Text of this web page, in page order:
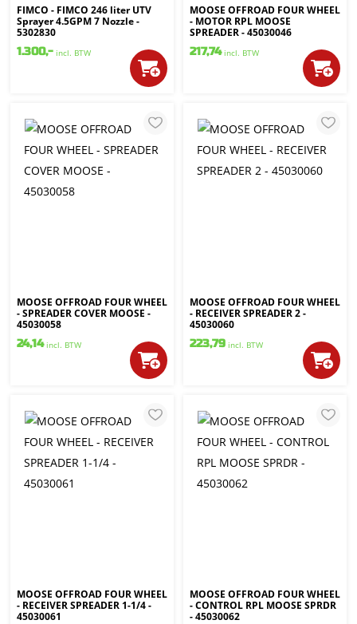
FIMCO - FIMCO 246 liter UTV
Sprayer 4.5GPM 7 Nozzle -
5302830
1.300,- incl. BTW
MOOSE OFFROAD FOUR WHEEL
- MOTOR RPL MOOSE
SPREADER - 45030046
217,74 incl. BTW
MOOSE OFFROAD FOUR WHEEL
- SPREADER COVER MOOSE -
45030058
24,14 incl. BTW
MOOSE OFFROAD FOUR WHEEL
- RECEIVER SPREADER 2 -
45030060
223,79 incl. BTW
MOOSE OFFROAD FOUR WHEEL
- RECEIVER SPREADER 1-1/4 -
45030061
MOOSE OFFROAD FOUR WHEEL
- CONTROL RPL MOOSE SPRDR
- 45030062